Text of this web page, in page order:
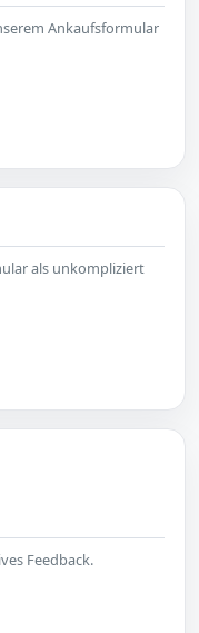
Ankaufsformular
als unkompliziert
Feedback.